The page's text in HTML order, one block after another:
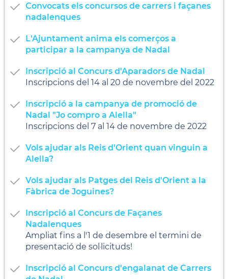
Convocats els concursos de carrers i façanes
nadalenques
L'Ajuntament anima els comerços a
participar a la campanya de Nadal
Inscripció al Concurs d'Aparadors de Nadal
Inscripcions del 14 al 20 de novembre del 2022
Inscripció a la campanya de promoció de
Nadal "Jo compro a Alella"
Inscripcions del 7 al 14 de novembre de 2022
Vols ajudar als Reis d'Orient quan vinguin a
Alella?
Vols ajudar als Patges del Reis d'Orient a la
Fàbrica de Joguines?
Inscripció al Concurs de Façanes
Nadalenques
Ampliat fins a l'1 de desembre el termini de
presentació de sol·licituds!
Inscripció al Concurs d'engalanat de Carrers